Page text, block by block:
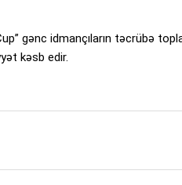
gənc idmançıların təcrübə
kəsb edir.